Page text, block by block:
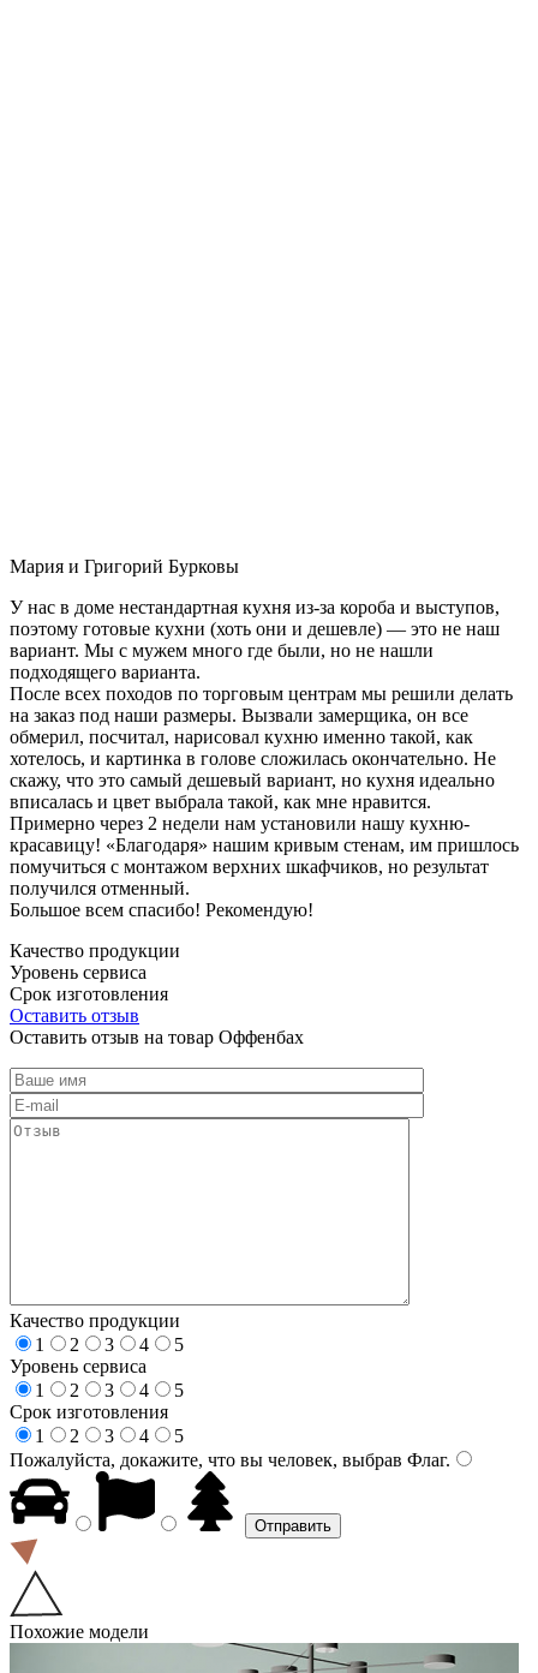
Мария и Григорий Бурковы
У нас в доме нестандартная кухня из-за короба и выступов,
поэтому готовые кухни (хоть они и дешевле) — это не наш
вариант. Мы с мужем много где были, но не нашли
подходящего варианта.
После всех походов по торговым центрам мы решили делать
на заказ под наши размеры. Вызвали замерщика, он все
обмерил, посчитал, нарисовал кухню именно такой, как
хотелось, и картинка в голове сложилась окончательно. Не
скажу, что это самый дешевый вариант, но кухня идеально
вписалась и цвет выбрала такой, как мне нравится.
Примерно через 2 недели нам установили нашу кухню-
красавицу! «Благодаря» нашим кривым стенам, им пришлось
помучиться с монтажом верхних шкафчиков, но результат
получился отменный.
Большое всем спасибо! Рекомендую!
Качество продукции
Уровень сервиса
Срок изготовления
Оставить отзыв
Оставить отзыв на товар Оффенбах
Качество продукции
1
2 3 4
5
Уровень сервиса
1
2 3 4
5
Срок изготовления
1
2 3 4
5
Пожалуйста, докажите, что вы человек, выбрав Флаг.
Похожие модели